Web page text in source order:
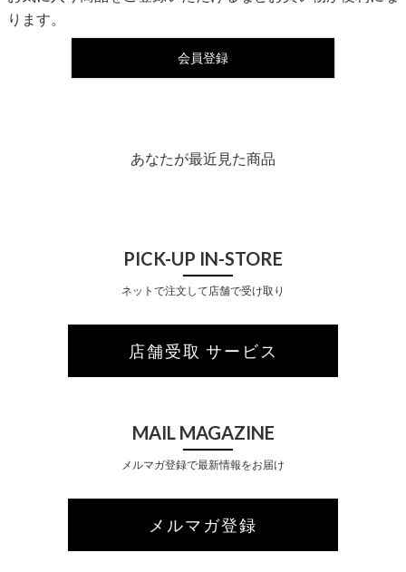
ります。
会員登録
あなたが最近見た商品
PICK-UP IN-STORE
ネットで注文して店舗で受け取り
店舗受取 サービス
MAIL MAGAZINE
メルマガ登録で最新情報をお届け
メルマガ登録